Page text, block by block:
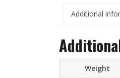
Additional
Weight